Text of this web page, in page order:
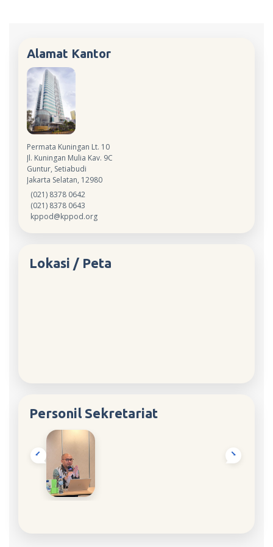
Alamat Kantor
Permata Kuningan Lt. 10
Jl. Kuningan Mulia Kav. 9C
Guntur, Setiabudi
Jakarta Selatan, 12980
(021) 8378 0642
(021) 8378 0643
kppod@kppod.org
Lokasi / Peta
Personil Sekretariat